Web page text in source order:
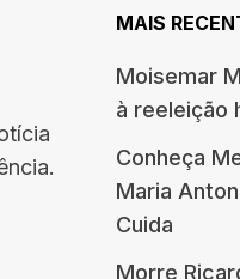
MAIS
Moisemar
à reeleição
Conheça
Maria
Cuida
Morre